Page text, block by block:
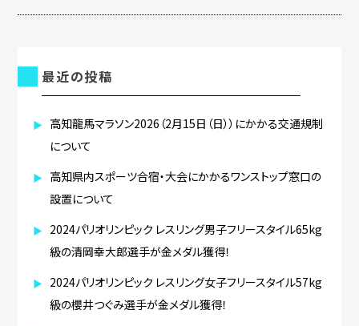
最近の投稿
高知龍馬マラソン2026（2月15日（日））にかかる交通規制
について
高知県内スポーツ合宿・大会にかかるワンストップ窓口の
設置について
2024パリオリンピック レスリング男子フリースタイル65kg
級の清岡幸大郎選手が金メダル獲得！
2024パリオリンピック レスリング女子フリースタイル57kg
級の櫻井つぐみ選手が金メダル獲得！